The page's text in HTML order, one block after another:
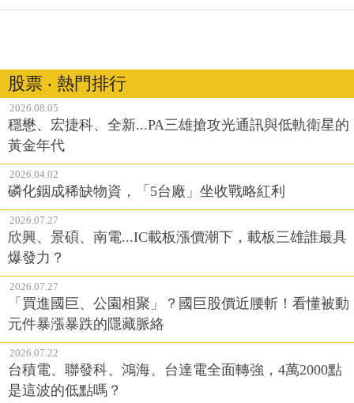
股票 ‧ 熱門排行
2026.08.05
穩懋、宏捷科、全新...PA三雄搶攻光通訊與低軌衛星的
黃金年代
2026.04.02
磷化銦成稀缺物資，「5台廠」坐收戰略紅利
2026.07.27
欣興、景碩、南電...IC載板漲價潮下，載板三雄誰最具
爆發力？
2026.07.27
「買進國巨、公園相聚」？國巨股價近腰斬！看懂被動
元件暴漲暴跌的隱藏脈絡
2026.07.22
台積電、聯發科、鴻海、台達電全面轉強，4萬2000點
是這波的低點嗎？